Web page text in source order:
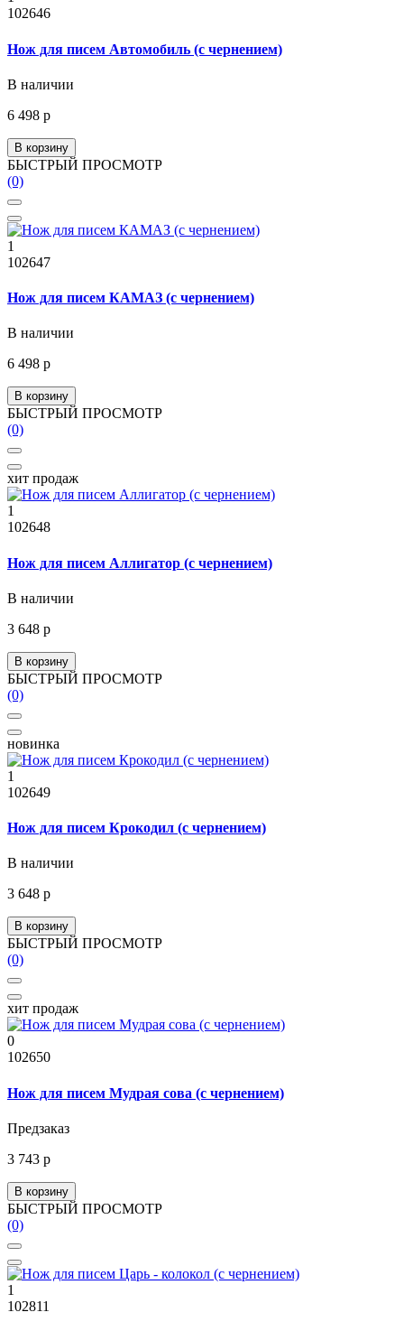
102646
Нож для писем Автомобиль (с чернением)
В наличии
6 498 р
В корзину
БЫСТРЫЙ ПРОСМОТР
(0)
1
102647
Нож для писем КАМАЗ (с чернением)
В наличии
6 498 р
В корзину
БЫСТРЫЙ ПРОСМОТР
(0)
хит продаж
1
102648
Нож для писем Аллигатор (с чернением)
В наличии
3 648 р
В корзину
БЫСТРЫЙ ПРОСМОТР
(0)
новинка
1
102649
Нож для писем Крокодил (с чернением)
В наличии
3 648 р
В корзину
БЫСТРЫЙ ПРОСМОТР
(0)
хит продаж
0
102650
Нож для писем Мудрая сова (с чернением)
Предзаказ
3 743 р
В корзину
БЫСТРЫЙ ПРОСМОТР
(0)
1
102811